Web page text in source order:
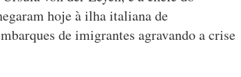
hoje à ilha italiana de
de imigrantes agravando a crise